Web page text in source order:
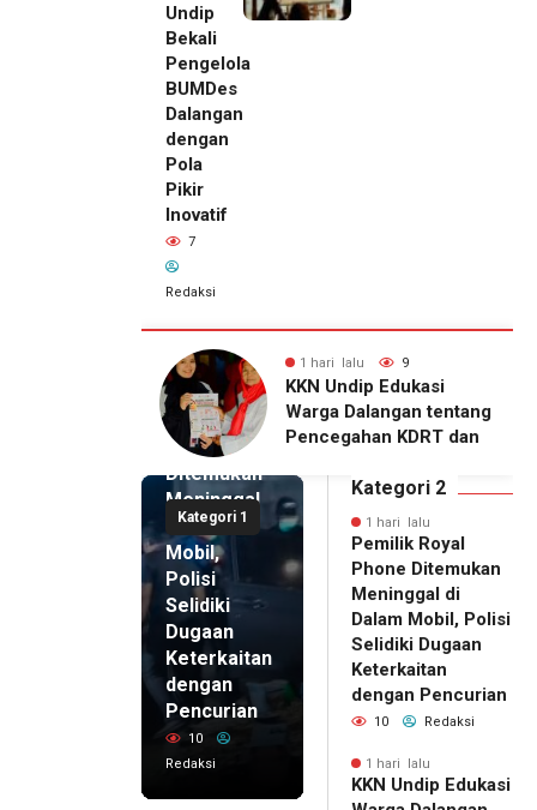
Undip
Bekali
Pengelola
BUMDes
Dalangan
dengan
Pola
Pikir
Inovatif
7
Redaksi
1 hari lalu 7
KKN Undip Bekali
Pengelola BUMDes
Dalangan dengan Pola
Kategori 1
1 hari lalu
Pemilik
Royal
Phone
Ditemukan
Meninggal
di Dalam
Mobil,
Polisi
Selidiki
Dugaan
Keterkaitan
dengan
Pencurian
10
Redaksi
Kategori 2
1 hari lalu
Pemilik Royal
Phone Ditemukan
Meninggal di
Dalam Mobil, Polisi
Selidiki Dugaan
Keterkaitan
dengan Pencurian
10 Redaksi
1 hari lalu
KKN Undip Edukasi